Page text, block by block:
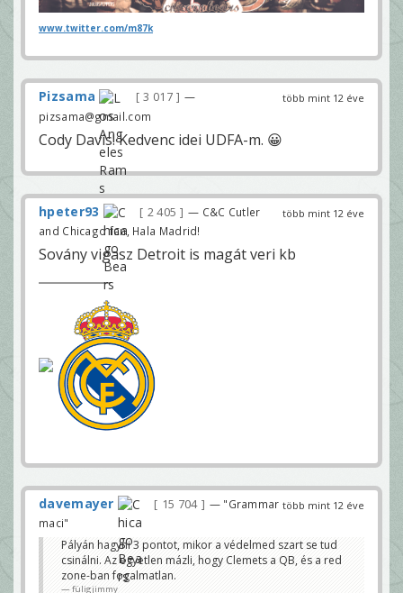
www.twitter.com/m87k
több mint 12 éve
Pizsama 3 017
—
pizsama@gmail.com
Cody Davis! Kedvenc idei UDFA-m. 😀
több mint 12 éve
hpeter93 2 405
— C&C Cutler
and Chicago fan, Hala Madrid!
Sovány vigasz Detroit is magát veri kb
több mint 12 éve
davemayer 15 704
— "Grammar
maci"
Pályán hagyni 3 pontot, mikor a védelmed szart se tud
csinálni. Az egyetlen mázli, hogy Clemets a QB, és a red
zone-ban fogalmatlan.
füligjimmy